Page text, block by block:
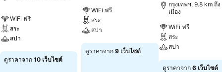
WiFi ฟรี
สระ
สปา
ดูราคา
ดูราคาจาก 10 เว็บไซต์
WiFi ฟรี
สระ
สปา
ดูราคา
ดูราคาจาก 9 เว็บไซต์
กรุงเทพฯ, 9.8 km ถึ
เมือง
WiFi ฟรี
สระ
สปา
ดูราคา
ดูราคาจาก 6 เว็บไซต์